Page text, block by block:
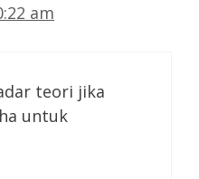
am
teori jika
untuk